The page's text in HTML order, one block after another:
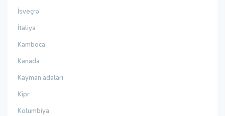
İsveçrə
İtaliya
Kamboca
Kanada
Kayman adaları
Kipr
Kolumbiya